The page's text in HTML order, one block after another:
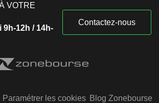
VOTRE
9h-12h / 14h-
Contactez-nous
Paramétrer les cookies Blog Zonebourse